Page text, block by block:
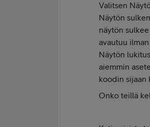
Valitsen
Näytön
näytön
avautuu
Näytön
aiemmin
koodin sijaan
Onko teillä